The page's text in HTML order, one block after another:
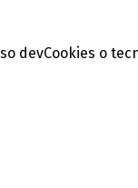
devCookies o